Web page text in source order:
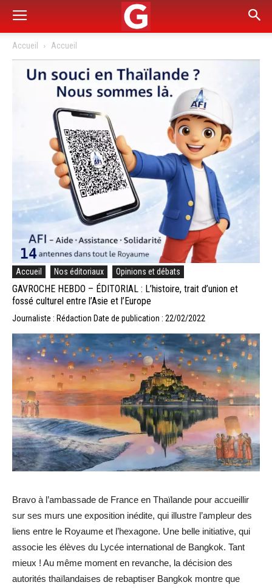
Accueil Accueil
Accueil Nos éditoriaux Opinions et débats
GAVROCHE HEBDO – ÉDITORIAL : L’histoire, trait d’union et
fossé culturel entre l’Asie et l’Europe
Journaliste : Rédaction Date de publication : 22/02/2022
Bravo à l’ambassade de France en Thaïlande pour accueillir
sur ses murs une exposition inédite, qui illustre l’ampleur des
liens entre le Royaume et l’hexagone. Une belle initiative, qui
associe les élèves du Lycée international de Bangkok. Tant
mieux ! Au même moment en revanche, la décision des
autorités thaïlandaises de rebaptiser Bangkok montre que